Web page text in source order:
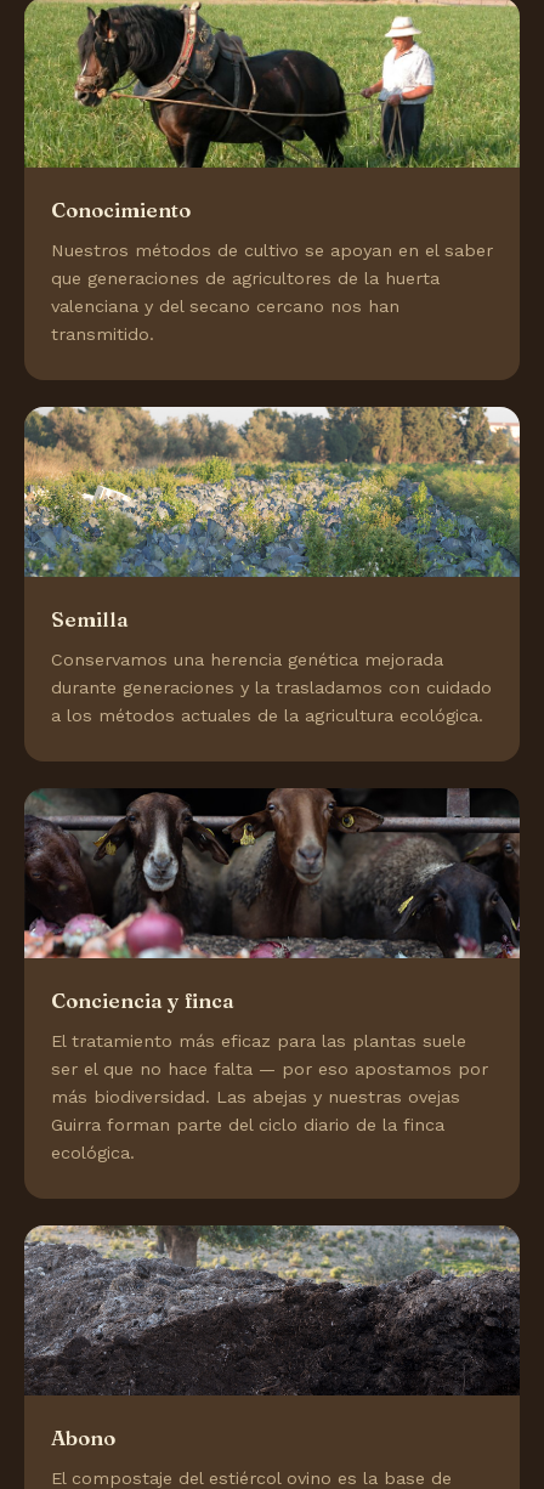
Conocimiento
Nuestros métodos de cultivo se apoyan en el saber
que generaciones de agricultores de la huerta
valenciana y del secano cercano nos han
transmitido.
Semilla
Conservamos una herencia genética mejorada
durante generaciones y la trasladamos con cuidado
a los métodos actuales de la agricultura ecológica.
Conciencia y finca
El tratamiento más eficaz para las plantas suele
ser el que no hace falta — por eso apostamos por
más biodiversidad. Las abejas y nuestras ovejas
Guirra forman parte del ciclo diario de la finca
ecológica.
Abono
El compostaje del estiércol ovino es la base de